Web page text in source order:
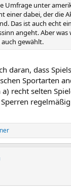
Umfrage unter
einer dabei, der die
Das ist auch echt
angeht. Aber was
auch gewählt.
daran, dass
Sportarten
recht selten